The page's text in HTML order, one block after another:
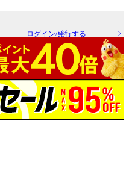
ログイン/発行する